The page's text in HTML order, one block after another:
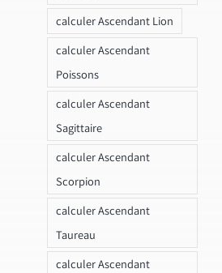
calculer Ascendant Lion
calculer Ascendant
Poissons
calculer Ascendant
Sagittaire
calculer Ascendant
Scorpion
calculer Ascendant
Taureau
calculer Ascendant